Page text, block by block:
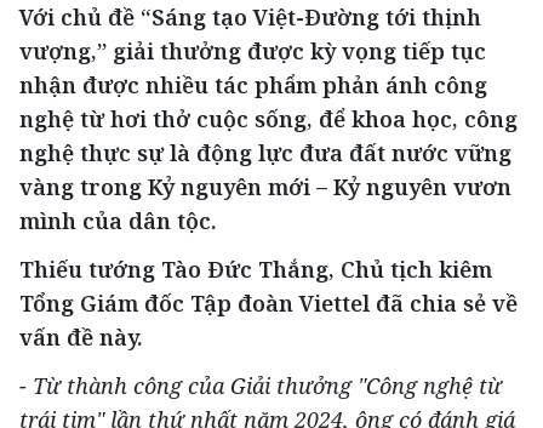
Với chủ đề “Sáng tạo Việt-Đường tới thịnh
vượng,” giải thưởng được kỳ vọng tiếp tục
nhận được nhiều tác phẩm phản ánh công
nghệ từ hơi thở cuộc sống, để khoa học, công
nghệ thực sự là động lực đưa đất nước vững
vàng trong Kỷ nguyên mới – Kỷ nguyên vươn
mình của dân tộc.
Thiếu tướng Tào Đức Thắng, Chủ tịch kiêm
Tổng Giám đốc Tập đoàn Viettel đã chia sẻ về
vấn đề này.
- Từ thành công của Giải thưởng "Công nghệ từ
trái tim" lần thứ nhất năm 2024, ông có đánh giá